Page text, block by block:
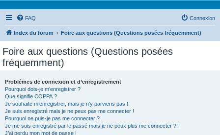
FAQ Connexion
Index du forum Foire aux questions (Questions posées fréquemment)
Foire aux questions (Questions posées
fréquemment)
Problèmes de connexion et d’enregistrement
Pourquoi dois-je m’enregistrer ?
Que signifie COPPA ?
Je souhaite m’enregistrer, mais je n’y parviens pas !
Je suis enregistré mais je ne peux pas me connecter !
Pourquoi ne puis-je pas me connecter ?
Je me suis enregistré par le passé mais je ne peux plus me connecter ?!
J’ai perdu mon mot de passe !